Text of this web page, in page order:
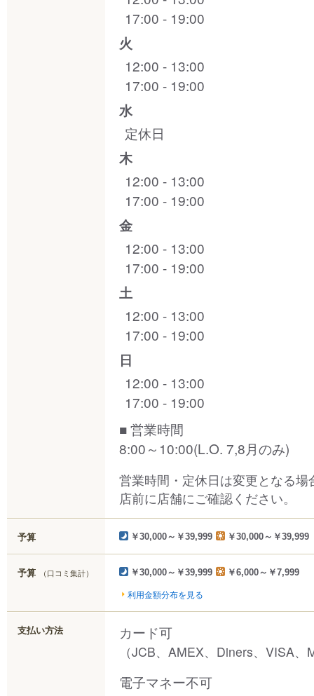
17:00 - 19:00
火
12:00 - 13:00
17:00 - 19:00
水
定休日
木
12:00 - 13:00
17:00 - 19:00
金
12:00 - 13:00
17:00 - 19:00
土
12:00 - 13:00
17:00 - 19:00
日
12:00 - 13:00
17:00 - 19:00
■ 営業時間
8:00～10:00(L.O. 7,8月のみ)
営業時間・定休日は変更となる
店前に店舗にご確認ください。
予算 ￥30,000～￥39,999 ￥30,000～￥39,999
予算 （口コミ集計） ￥30,000～￥39,999 ￥6,000～￥7,999
利用金額分布を見る
支払い方法 カード可
（JCB、AMEX、Diners、VISA、
電子マネー不可